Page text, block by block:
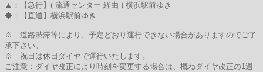
▲：【急行】( 流通センター 経由 ) 横浜駅前ゆき
◆：【直通】横浜駅前ゆき
※ 道路渋滞等により、予定どおり運行できない場合がありますのでご了
承下さい。
※ 祝日は休日ダイヤで運行いたします。
ご注意：ダイヤ改正により時刻を変更する場合は、概ねダイヤ改正の1週